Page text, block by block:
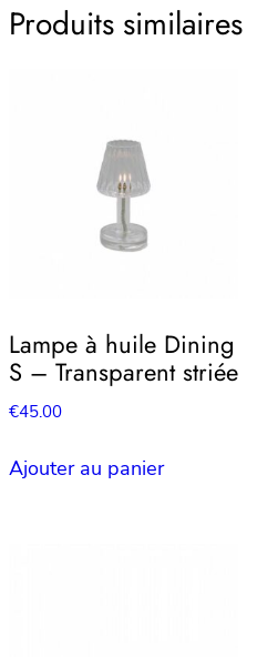
Produits similaires
Lampe à huile Dining
S – Transparent striée
€45.00
Ajouter au panier